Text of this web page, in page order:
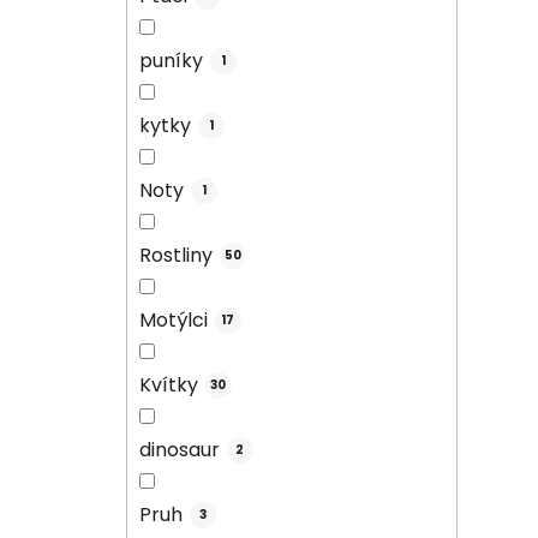
puníky 1
kytky 1
Noty 1
Rostliny 50
Motýlci 17
Kvítky 30
dinosaur 2
Pruh 3